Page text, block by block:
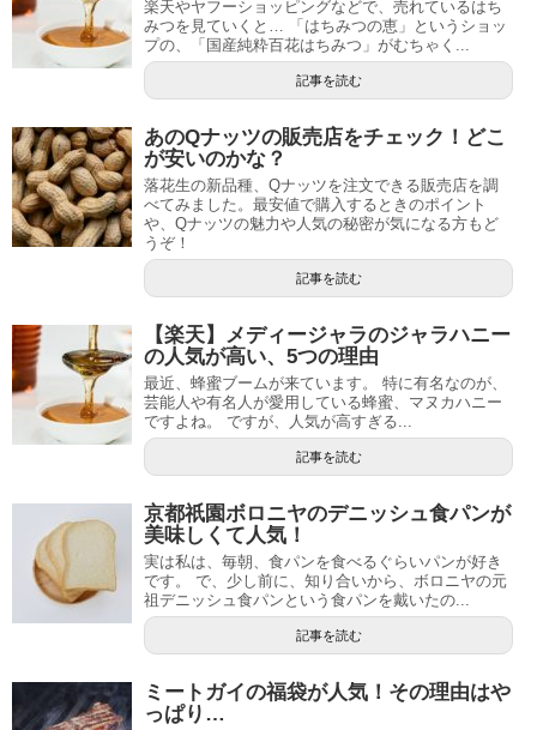
楽天やヤフーショッピングなどで、売れているはち
みつを見ていくと… 「はちみつの恵」というショッ
プの、「国産純粋百花はちみつ」がむちゃく...
記事を読む
あのQナッツの販売店をチェック！どこ
が安いのかな？
落花生の新品種、Qナッツを注文できる販売店を調
べてみました。最安値で購入するときのポイント
や、Qナッツの魅力や人気の秘密が気になる方もど
うぞ！
記事を読む
【楽天】メディージャラのジャラハニー
の人気が高い、5つの理由
最近、蜂蜜ブームが来ています。 特に有名なのが、
芸能人や有名人が愛用している蜂蜜、マヌカハニー
ですよね。 ですが、人気が高すぎる...
記事を読む
京都祇園ボロニヤのデニッシュ食パンが
美味しくて人気！
実は私は、毎朝、食パンを食べるぐらいパンが好き
です。 で、少し前に、知り合いから、ボロニヤの元
祖デニッシュ食パンという食パンを戴いたの...
記事を読む
ミートガイの福袋が人気！その理由はや
っぱり…